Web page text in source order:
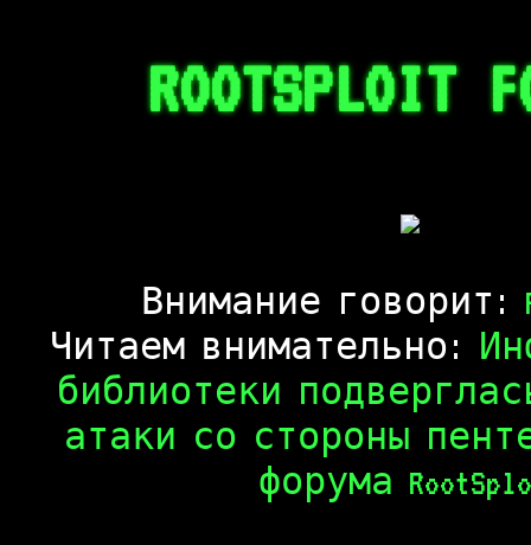
ROOTSPLOIT
Внимание говорит:
Читаем внимательно:
библиотеки
атаки со стороны
форума